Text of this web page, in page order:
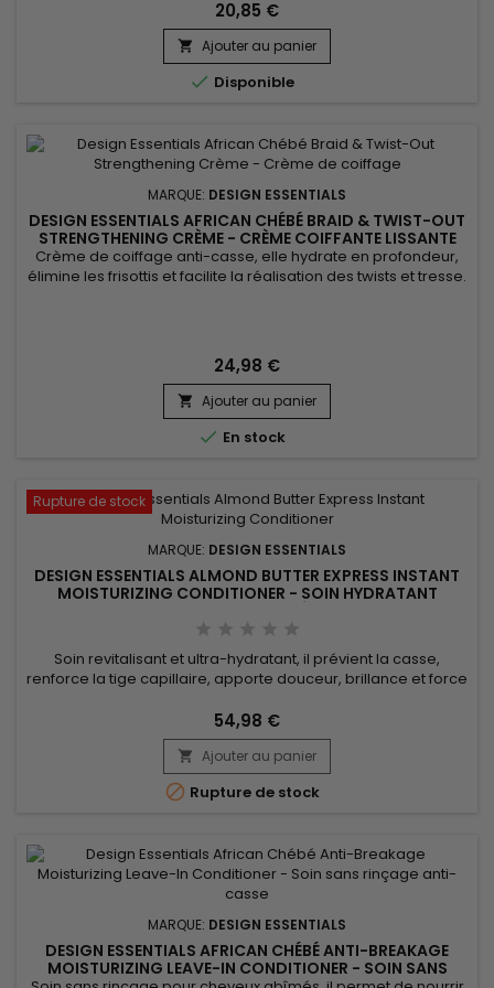
20,85 €
 Ajouter au panier
 Disponible
MARQUE: DESIGN ESSENTIALS
DESIGN ESSENTIALS AFRICAN CHÉBÉ BRAID & TWIST-OUT
STRENGTHENING CRÈME - CRÈME COIFFANTE LISSANTE
Crème de coiffage anti-casse, elle hydrate en profondeur,
élimine les frisottis et facilite la réalisation des twists et tresse.
fortifiant et en les préservant. Combiné à l'extrait...
24,98 €
 Ajouter au panier
 En stock
Rupture de stock
MARQUE: DESIGN ESSENTIALS
DESIGN ESSENTIALS ALMOND BUTTER EXPRESS INSTANT
MOISTURIZING CONDITIONER - SOIN HYDRATANT
Soin revitalisant et ultra-hydratant, il prévient la casse,
renforce la tige capillaire, apporte douceur, brillance et force
hydrolysée, Design Essentials Almond Butter Express Instant
Moisturizing Conditioner renforce la fibre capillaire et
améliore l’élasticité. La vitamine E protège contre les...
54,98 €
 Ajouter au panier
 Rupture de stock
MARQUE: DESIGN ESSENTIALS
DESIGN ESSENTIALS AFRICAN CHÉBÉ ANTI-BREAKAGE
MOISTURIZING LEAVE-IN CONDITIONER - SOIN SANS